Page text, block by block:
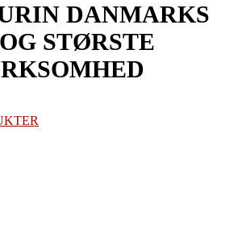
DANMARKS
STØRSTE